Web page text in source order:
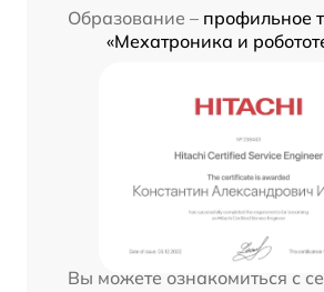
Образование – профильное
«Мехатроника и
Вы можете ознакомиться с